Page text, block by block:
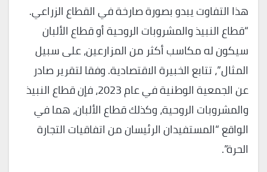
هذا التفاوت يبدو بصورة صارخة في القطاع الزراعي.
“قطاع النبيذ والمشروبات الروحية أو قطاع الألبان
سيكون له مكاسب أكثر من المزارعين، على سبيل
المثال”، تتابع الخبيرة الاقتصادية. وفقا لتقرير صادر
عن الجمعية الوطنية في عام 2023، فإن قطاع النبيذ
والمشروبات الروحية، وكذلك قطاع الألبان، هما في
الواقع “المستفيدان الرئيسان من اتفاقيات التجارة
الحرة”.